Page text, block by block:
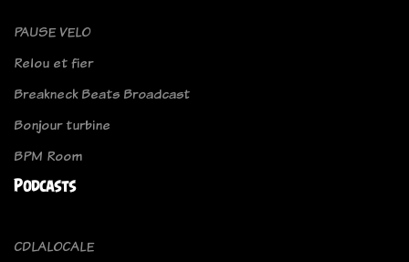
PAUSE VELO
Relou et fier
Breakneck Beats Broadcast
Bonjour turbine
BPM Room
Podcasts
CDLALOCALE